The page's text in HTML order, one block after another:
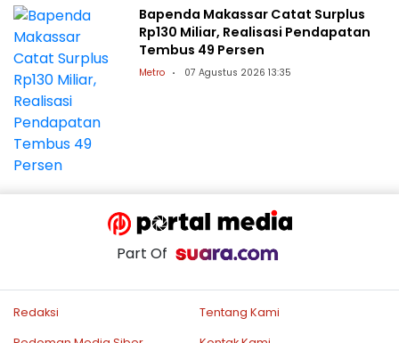
Bapenda Makassar Catat Surplus
Rp130 Miliar, Realisasi Pendapatan
Tembus 49 Persen
Metro 07 Agustus 2026 13:35
Part Of
Redaksi
Tentang Kami